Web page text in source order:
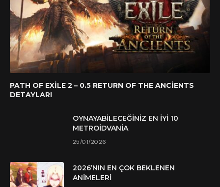
PATH OF EXILE 2 – 0.5 RETURN OF THE ANCIENTS
DETAYLARI
OYNAYABILECEĞINIZ EN İYI 10
METROIDVANIA
25/01/2026
2026’NIN EN ÇOK BEKLENEN
ANIMELERI